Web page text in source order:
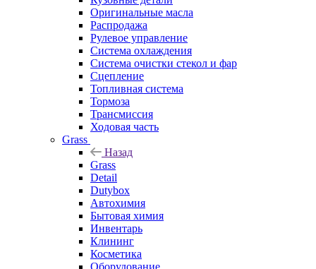
Оригинальные масла
Распродажа
Рулевое управление
Система охлаждения
Система очистки стекол и фар
Сцепление
Топливная система
Тормоза
Трансмиссия
Ходовая часть
Grass
Назад
Grass
Detail
Dutybox
Автохимия
Бытовая химия
Инвентарь
Клининг
Косметика
Оборудование